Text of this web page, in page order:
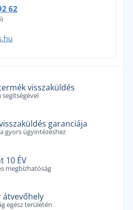
62
visszaküldés
segítségével
garanciája
gyors ügyintézéshez
10 ÉV
megbízhatóság
átvevőhely
egész területén